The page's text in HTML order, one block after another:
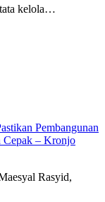
kelola…
Pembangunan
Cepak – Kronjo
Rasyid,